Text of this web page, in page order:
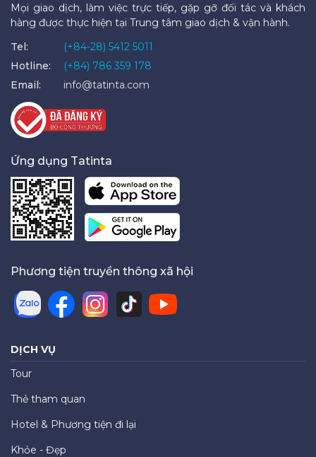
Mọi giao dịch, làm việc trực tiếp, gặp gỡ đối tác và khách
hàng được thực hiện tại Trung tâm giao dịch & vận hành.
Tel:
(+84-28) 5412 5011
Hotline:
(+84) 786 359 178
Email:
info@tatinta.com
Ứng dụng Tatinta
Phương tiện truyền thông xã hội
DỊCH VỤ
Tour
Thẻ tham quan
Hotel & Phương tiện đi lại
Khỏe - Đẹp